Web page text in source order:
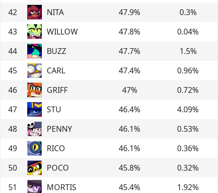
42
NITA 47.9% 0.3%
43
WILLOW 47.8% 0.04%
44
BUZZ 47.7% 1.5%
45
CARL 47.4% 0.96%
46
GRIFF 47% 0.72%
47
STU 46.4% 4.09%
48
PENNY 46.1% 0.53%
49
RICO 46.1% 0.36%
50
POCO 45.8% 0.32%
51
MORTIS 45.4% 1.92%